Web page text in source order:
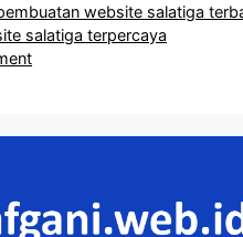
website salatiga
salatiga terpercaya